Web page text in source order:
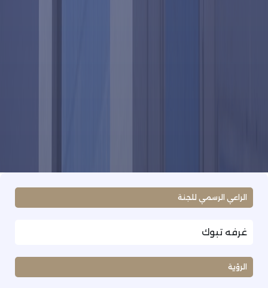
الراعي الرسمي للجنة
غرفه تبوك
الرؤية